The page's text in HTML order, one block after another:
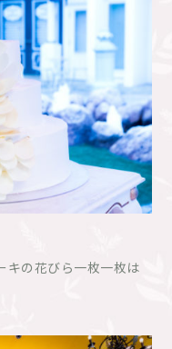
キの花びら一枚一枚は